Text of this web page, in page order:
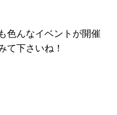
色んなイベントが開催
て下さいね！